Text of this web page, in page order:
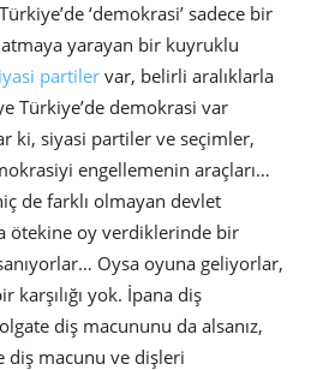
‘demokrasi’ sadece bir
yarayan bir kuyruklu
partiler var, belirli aralıklarla
Türkiye’de demokrasi var
ki, siyasi partiler ve seçimler,
engellemenin araçları…
de farklı olmayan devlet
ötekine oy verdiklerinde bir
Oysa oyuna geliyorlar,
karşılığı yok. İpana diş
diş macununu da alsanız,
diş macunu ve dişleri